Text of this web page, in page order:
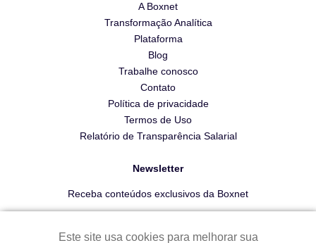
A Boxnet
Transformação Analítica
Plataforma
Blog
Trabalhe conosco
Contato
Política de privacidade
Termos de Uso
Relatório de Transparência Salarial
Newsletter
Receba conteúdos exclusivos da Boxnet
Este site usa cookies para melhorar sua